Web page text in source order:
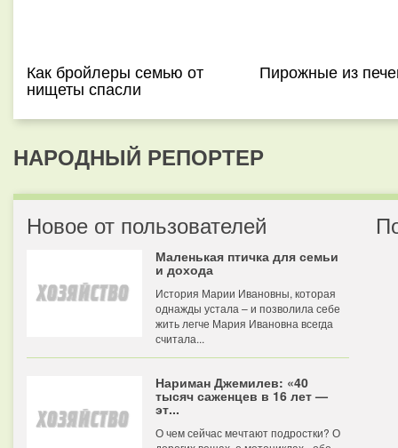
Как бройлеры семью от
нищеты спасли
Пирожные из
НАРОДНЫЙ РЕПОРТЕР
Новое от пользователей
Маленькая птичка для семьи
и дохода
История Марии Ивановны, которая
однажды устала – и позволила себе
жить легче Мария Ивановна всегда
считала...
Нариман Джемилев: «40
тысяч саженцев в 16 лет —
эт...
О чем сейчас мечтают подростки? О